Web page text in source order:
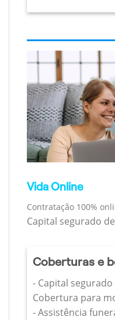
Vida Online
Contratação 100%
Capital segurado
Coberturas e
- Capital segurado
Cobertura para
- Assistência